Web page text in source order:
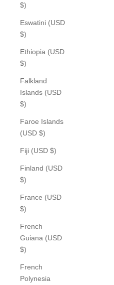
$)
Eswatini (USD
$)
Ethiopia (USD
$)
Falkland
Islands (USD
$)
Faroe Islands
(USD $)
Fiji (USD $)
Finland (USD
$)
France (USD
$)
French
Guiana (USD
$)
French
Polynesia